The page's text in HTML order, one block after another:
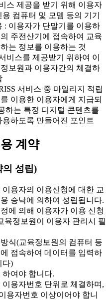
스 제공을 받기 위해 이용자
컴퓨터 및 모뎀 등의 기기
이용자가 단말기를 이용하
주전산기에 접속하여 교육
는 정보를 이용하는 것
비스를 제공받기 위하여 이
보원과 이용자간의 체결하
서비스 중 마일리지 적립
이용한 이용자에게 지급되
하는 특정 디지털 콘텐츠를
용하도록 만들어진 포인트
계약
의 성립)
용자의 이용신청에 대한 교
승낙에 의하여 성립됩니다.
에 의해 이용자가 이용 신청
육정보원이 이용자 관리시 필
식(교육정보원의 컴퓨터 등
접속하여 데이터를 입력하
다)
하여야 합니다.
용자번호 단위로 체결하며,
용자번호 이상이어야 합니